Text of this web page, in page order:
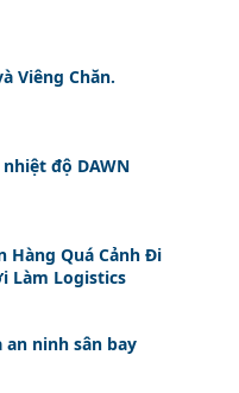
Viêng Chăn.
độ DAWN
Hàng Quá Cảnh Đi
Làm Logistics
ninh sân bay